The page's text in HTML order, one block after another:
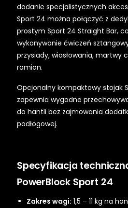
dodanie specjalistycznych
Sport 24 można połączyć z
prostym Sport 24 Straight Bar,
wykonywanie ćwiczeń
przysiady, wiosłowania, martwy
ramion.
Opcjonalny kompaktowy stojak
zapewnia wygodne
do hantli bez zajmowania
podłogowej.
Specyfikacja
PowerBlock Sport 24
Zakres wagi: 1,5 – 11 kg na